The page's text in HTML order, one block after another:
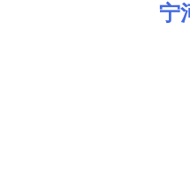
宁